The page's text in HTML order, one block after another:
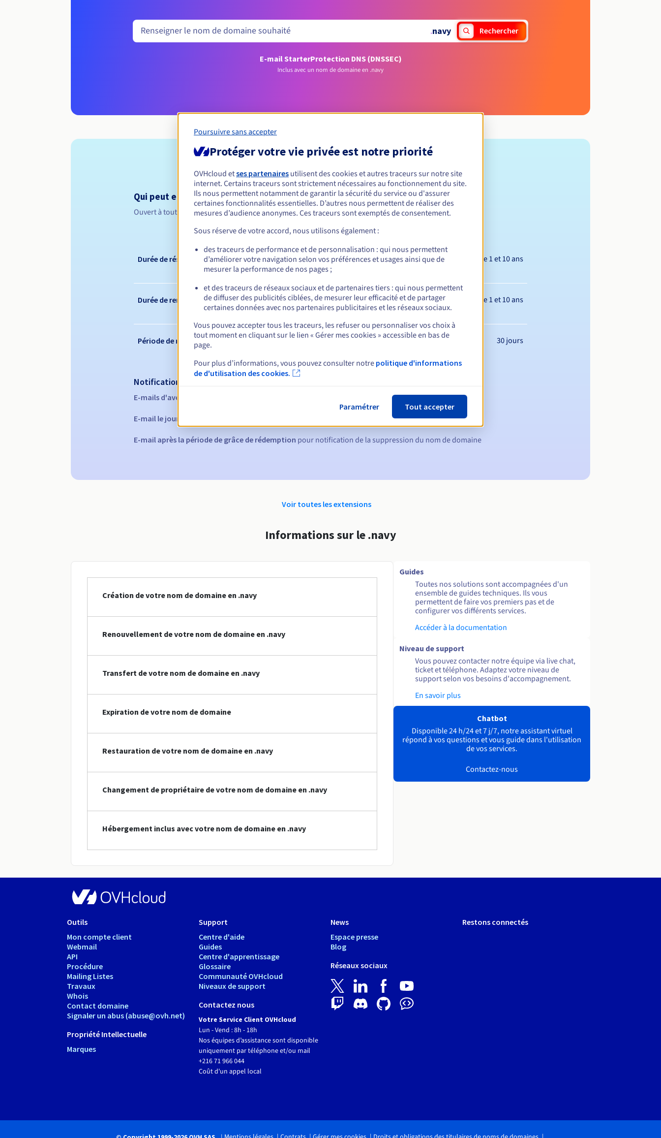
.navy Rechercher
E-mail StarterProtection DNS (DNSSEC)
Inclus avec un nom de domaine en .navy
Conditions d'éligibilité
Qui peut enregistrer un .navy ?
Ouvert à toutes les personnes physiques ou morales, sans restriction géographique.
Règles de gestion et notifications
Durée de réservation Entre 1 et 10 ans
Durée de renouvellement Entre 1 et 10 ans
Période de rédemption 30 jours
Notifications automatiques :
E-mails d'avertissement :
E-mail le jour de l'expiration pour notification de la suspension du nom de domaine
E-mail après la période de grâce de rédemption pour notification de la suppression du nom de domaine
Voir toutes les extensions
Informations sur le .navy
Création de votre nom de domaine en .navy
Renouvellement de votre nom de domaine en .navy
Transfert de votre nom de domaine en .navy
Expiration de votre nom de domaine
Restauration de votre nom de domaine en .navy
Changement de propriétaire de votre nom de domaine en .navy
Hébergement inclus avec votre nom de domaine en .navy
Guides
Toutes nos solutions sont accompagnées d'un
ensemble de guides techniques. Ils vous
permettent de faire vos premiers pas et de
configurer vos différents services.
Accéder à la documentation
Niveau de support
Vous pouvez contacter notre équipe via live chat,
ticket et téléphone. Adaptez votre niveau de
support selon vos besoins d'accompagnement.
En savoir plus
Chatbot
Disponible 24 h/24 et 7 j/7, notre assistant virtuel
répond à vos questions et vous guide dans l'utilisation
de vos services.
Contactez-nous
Outils
Mon compte client
Webmail
API
Procédure
Mailing Listes
Travaux
Whois
Contact domaine
Signaler un abus (abuse@ovh.net)
Propriété Intellectuelle
Marques
Support
Centre d'aide
Guides
Centre d'apprentissage
Glossaire
Communauté OVHcloud
Niveaux de support
Contactez nous
Votre Service Client OVHcloud
Lun - Vend : 8h - 18h
Nos équipes d’assistance sont disponible
uniquement par téléphone et/ou mail
+216 71 966 044
Coût d'un appel local
News
Espace presse
Blog
Réseaux sociaux
Restons connectés
Poursuivre sans accepter
Protéger votre vie privée est notre priorité
OVHcloud etses partenaires utilisent des cookies et autres traceurs sur notre site
internet. Certains traceurs sont strictement nécessaires au fonctionnement du site.
Ils nous permettent notamment de garantir la sécurité du service ou d'assurer
certaines fonctionnalités essentielles. D’autres nous permettent de réaliser des
mesures d’audience anonymes. Ces traceurs sont exemptés de consentement.
Sous réserve de votre accord, nous utilisons également :
des traceurs de performance et de personnalisation : qui nous permettent
d’améliorer votre navigation selon vos préférences et usages ainsi que de
mesurer la performance de nos pages ;
et des traceurs de réseaux sociaux et de partenaires tiers : qui nous permettent
de diffuser des publicités ciblées, de mesurer leur efficacité et de partager
certaines données avec nos partenaires publicitaires et les réseaux sociaux.
Vous pouvez accepter tous les traceurs, les refuser ou personnaliser vos choix à
tout moment en cliquant sur le lien « Gérer mes cookies » accessible en bas de
page.
Pour plus d’informations, vous pouvez consulter notre politique d'informations
de d'utilisation des cookies.
Paramétrer Tout accepter